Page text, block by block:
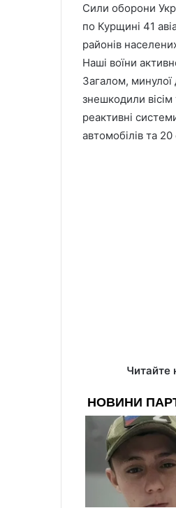
Сили оборони
по Курщині 41
районів
Наші воїни
Загалом, минулої
знешкодили
реактивні
автомобілів та
Читайте